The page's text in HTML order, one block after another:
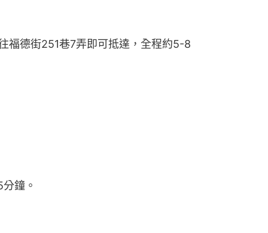
福德街251巷7弄即可抵達，全程約5-8
鐘。